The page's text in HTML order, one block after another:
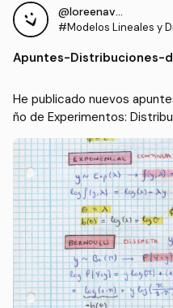
@loreenavillalba
#Modelos Lineales y
Apuntes-Distribuciones-
He publicado nuevos
ño de Experimentos:
cial.pdf